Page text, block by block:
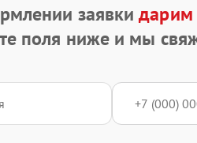
заявкидарим
поля ниже и мы